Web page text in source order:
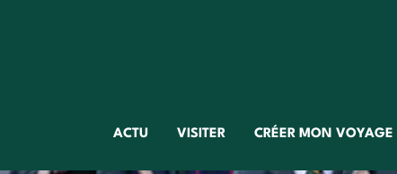
ACTU VISITER CRÉER MON VOYAGE